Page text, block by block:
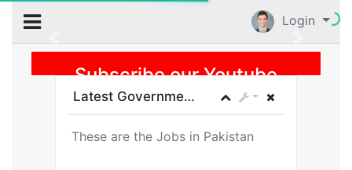
Login
Previous
Subscribe our Youtube
Channel
Latest Government Jobs in Pakistan
These are the Jobs in Pakistan